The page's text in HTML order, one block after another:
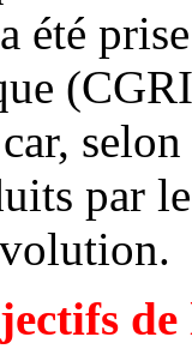
été
par